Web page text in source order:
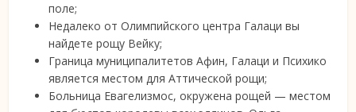
поле;
Недалеко от Олимпийского центра Галаци вы
найдете рощу Вейку;
Граница муниципалитетов Афин, Галаци и Психико
является местом для Аттической рощи;
Больница Евагелизмос, окружена рощей — местом